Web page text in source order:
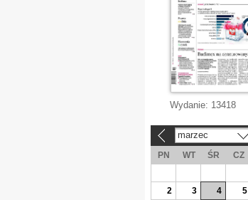
Wydanie: 13418
marzec
PN WT ŚR CZ
2
3 4 5